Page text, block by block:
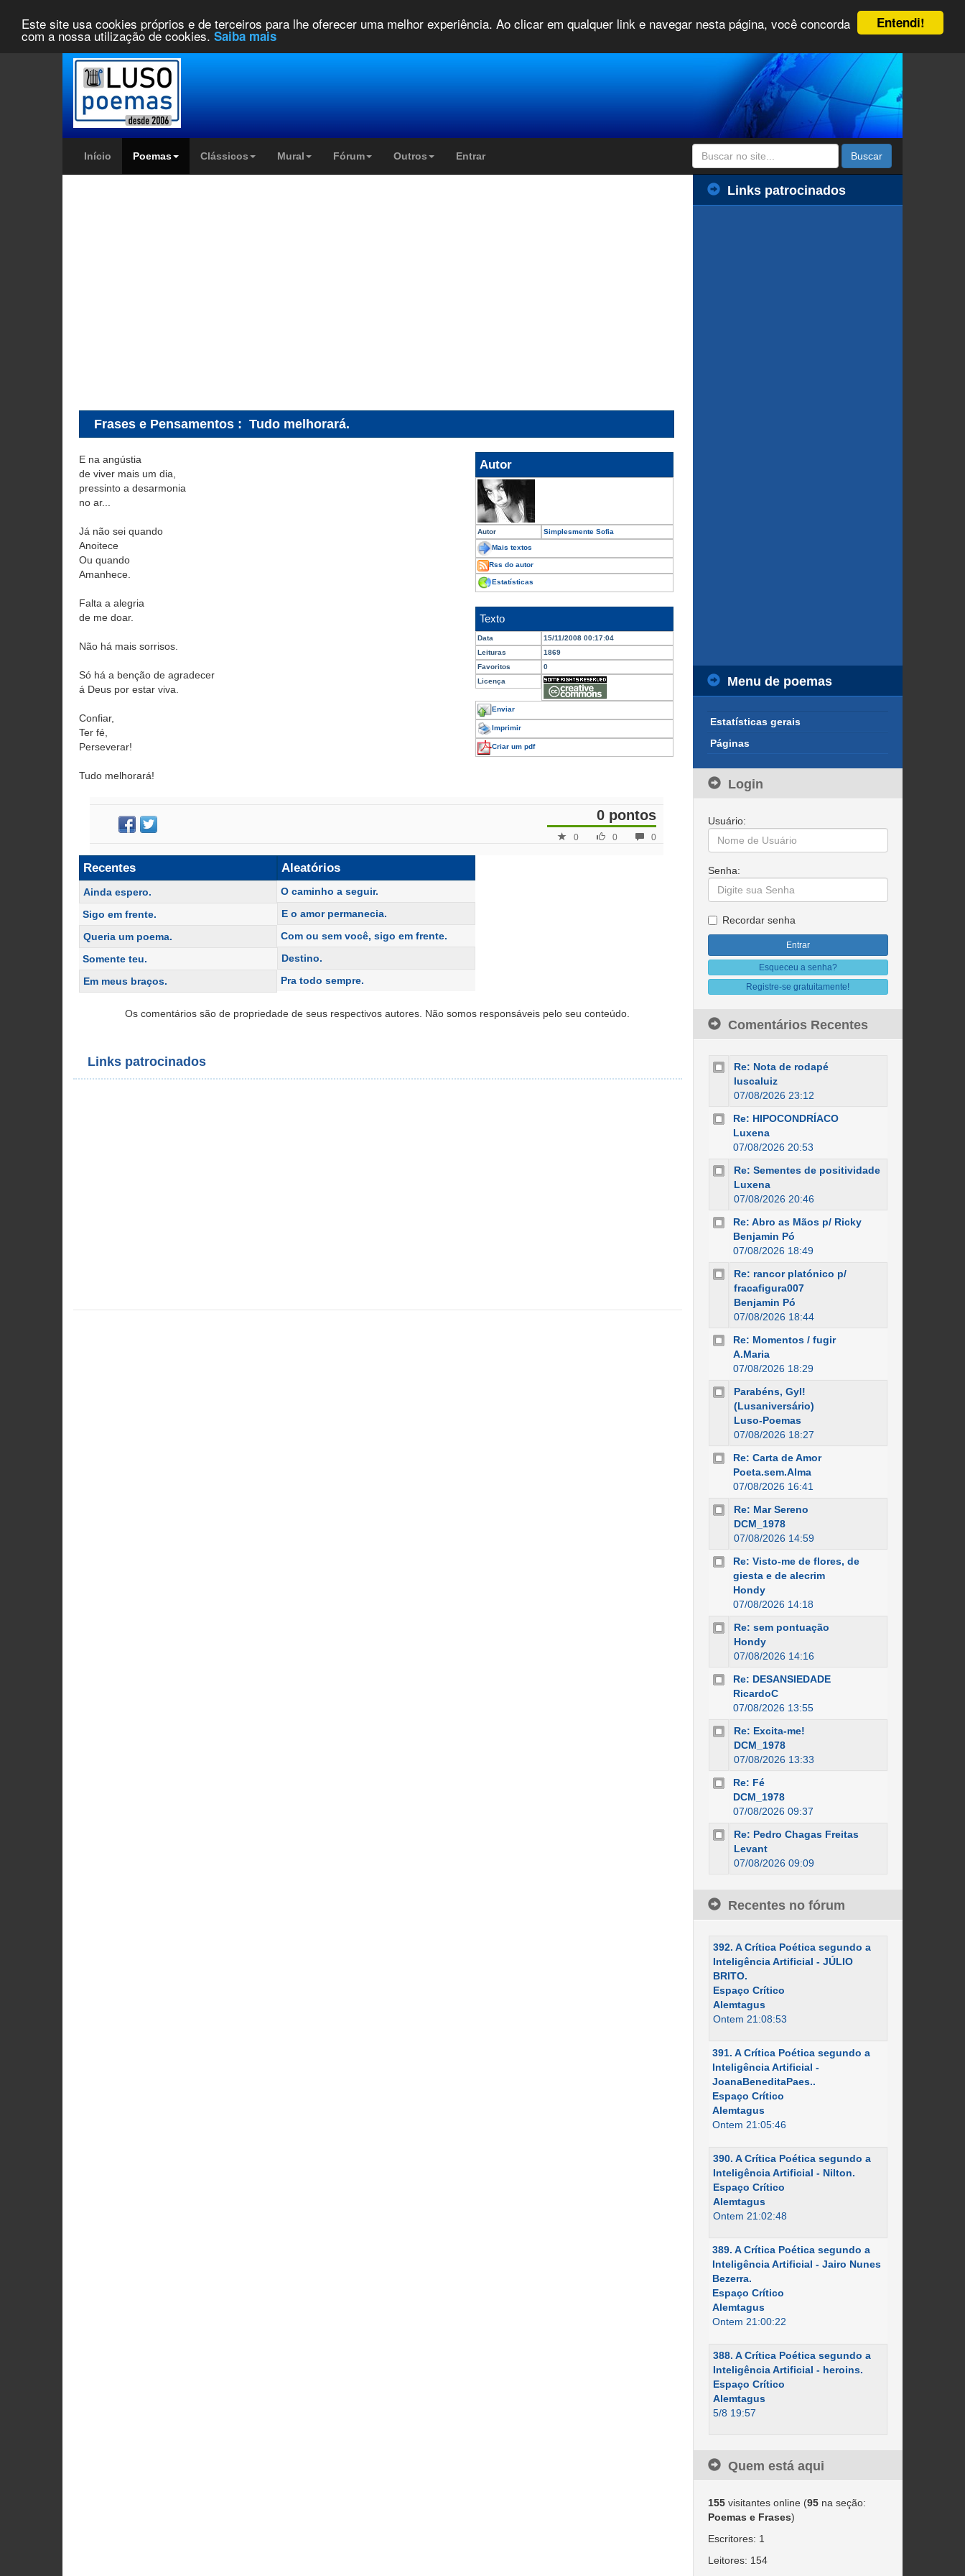
Entendi!
Este site usa cookies próprios e de terceiros para lhe oferecer uma melhor experiência. Ao clicar em qualquer link e navegar nesta página, você concorda
com a nossa utilização de cookies. Saiba mais
Início Poemas Clássicos Mural Fórum Outros Entrar Buscar
Frases e Pensamentos : Tudo melhorará.
E na angústia
de viver mais um dia,
pressinto a desarmonia
no ar...
Já não sei quando
Anoitece
Ou quando
Amanhece.
Falta a alegria
de me doar.
Não há mais sorrisos.
Só há a benção de agradecer
á Deus por estar viva.
Confiar,
Ter fé,
Perseverar!
Tudo melhorará!
Autor
Autor Simplesmente Sofia
Mais textos
Rss do autor
Estatísticas
Texto
Data
15/11/2008 00:17:04
Leituras
1869
Favoritos
0
Licença
Enviar
Imprimir
Criar um pdf
0 pontos
0
0
0
Recentes
Ainda espero.
Sigo em frente.
Queria um poema.
Somente teu.
Em meus braços.
Aleatórios
O caminho a seguir.
E o amor permanecia.
Com ou sem você, sigo em frente.
Destino.
Pra todo sempre.
Os comentários são de propriedade de seus respectivos autores. Não somos responsáveis pelo seu conteúdo.
Links patrocinados
Links patrocinados
Menu de poemas
Estatísticas gerais
Páginas
Login
Usuário:
Senha:
Recordar senha
Esqueceu a senha?
Registre-se gratuitamente!
Comentários Recentes
Re: Nota de rodapé
luscaluiz
07/08/2026 23:12
Re: HIPOCONDRÍACO
Luxena
07/08/2026 20:53
Re: Sementes de positividade
Luxena
07/08/2026 20:46
Re: Abro as Mãos p/ Ricky
Benjamin Pó
07/08/2026 18:49
Re: rancor platónico p/
fracafigura007
Benjamin Pó
07/08/2026 18:44
Re: Momentos / fugir
A.Maria
07/08/2026 18:29
Parabéns, Gyl!
(Lusaniversário)
Luso-Poemas
07/08/2026 18:27
Re: Carta de Amor
Poeta.sem.Alma
07/08/2026 16:41
Re: Mar Sereno
DCM_1978
07/08/2026 14:59
Re: Visto-me de flores, de
giesta e de alecrim
Hondy
07/08/2026 14:18
Re: sem pontuação
Hondy
07/08/2026 14:16
Re: DESANSIEDADE
RicardoC
07/08/2026 13:55
Re: Excita-me!
DCM_1978
07/08/2026 13:33
Re: Fé
DCM_1978
07/08/2026 09:37
Re: Pedro Chagas Freitas
Levant
07/08/2026 09:09
Recentes no fórum
392. A Crítica Poética segundo a
Inteligência Artificial - JÚLIO
BRITO.
Espaço Crítico
Alemtagus
Ontem 21:08:53
391. A Crítica Poética segundo a
Inteligência Artificial -
JoanaBeneditaPaes..
Espaço Crítico
Alemtagus
Ontem 21:05:46
390. A Crítica Poética segundo a
Inteligência Artificial - Nilton.
Espaço Crítico
Alemtagus
Ontem 21:02:48
389. A Crítica Poética segundo a
Inteligência Artificial - Jairo Nunes
Bezerra.
Espaço Crítico
Alemtagus
Ontem 21:00:22
388. A Crítica Poética segundo a
Inteligência Artificial - heroins.
Espaço Crítico
Alemtagus
5/8 19:57
Quem está aqui
155visitantes online (95na seção:
Poemas e Frases)
Escritores: 1
Leitores: 154